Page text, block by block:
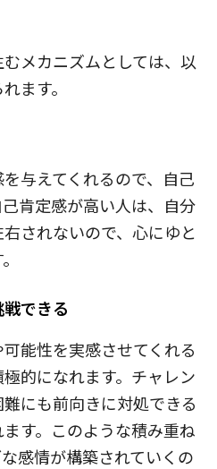
メカニズムとしては、以
ます。
与えてくれるので、自己
肯定感が高い人は、自分
されないので、心にゆと
できる
能性を実感させてくれる
的になれます。チャレン
にも前向きに対処できる
す。このような積み重ね
感情が構築されていくの